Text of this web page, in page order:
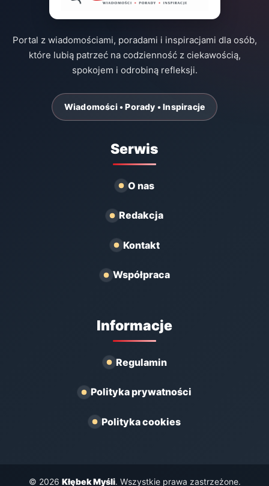
Portal z wiadomościami, poradami i inspiracjami dla osób,
które lubią patrzeć na codzienność z ciekawością,
spokojem i odrobiną refleksji.
Wiadomości • Porady • Inspiracje
Serwis
O nas
Redakcja
Kontakt
Współpraca
Informacje
Regulamin
Polityka prywatności
Polityka cookies
© 2026 Kłębek Myśli. Wszystkie prawa zastrzeżone.